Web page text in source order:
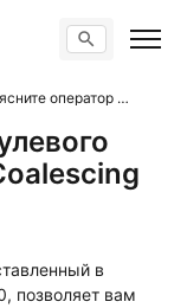
Поиск по сайту
Объясните оператор нулевого объединения (Nullish Coalescing Operator)?
в
позволяет вам